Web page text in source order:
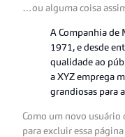
…ou alguma coisa
A Companhia de
1971, e desde
qualidade ao
a XYZ emprega
grandiosas para
Como um novo usuário
para excluir essa